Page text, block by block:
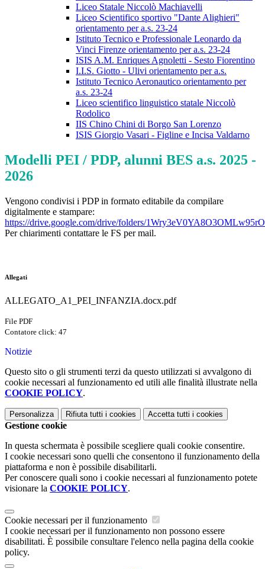
Liceo Statale Niccolò Machiavelli
Liceo Scientifico sportivo "Dante Alighieri"
orientamento per a.s. 23-24
Istituto Tecnico e Professionale Leonardo da
Vinci Firenze orientamento per a.s. 23-24
ISIS A.M. Enriques Agnoletti - Sesto Fiorentino
I.I.S. Giotto - Ulivi orientamento per a.s.
Istituto Tecnico Aeronautico orientamento per
a.s. 23-24
Liceo scientifico linguistico statale Niccolò
Rodolico
IIS Chino Chini di Borgo San Lorenzo
ISIS Giorgio Vasari - Figline e Incisa Valdarno
Modelli PEI / PDP, alunni BES a.s. 2025 -
2026
Vengono condivisi i PDP in formato editabile da compilare
digitalmente e stampare:
https://drive.google.com/drive/folders/
Per chiarimenti contattare le FS per mail.
Allegati
ALLEGATO_A1_PEI_INFANZIA.docx.pdf
File PDF
Contatore click: 47
Notizie
Questo sito o gli strumenti terzi da questo utilizzati si avvalgono di
cookie necessari al funzionamento ed utili alle finalità illustrate nella
COOKIE POLICY.
Personalizza Rifiuta tutti i cookies Accetta tutti i cookies
Gestione cookie
In questa schermata è possibile scegliere quali cookie consentire.
I cookie necessari sono quelli che consentono il funzionamento della
piattaforma e non è possibile disabilitarli.
Per conoscere quali sono i cookie necessari al funzionamento potete
visionare la COOKIE POLICY.
Cookie necessari per il funzionamento
I cookie necessari per il funzionamento non possono essere
disabilitati. È possibile consultare l'elenco nella pagina della cookie
policy.